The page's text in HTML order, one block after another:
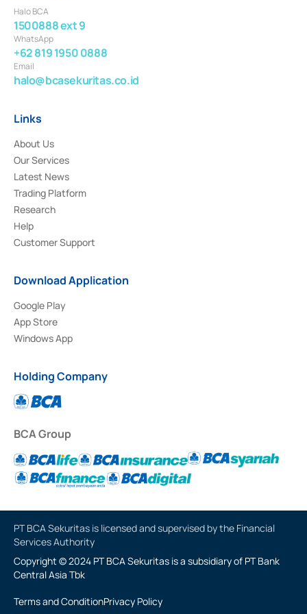
Halo BCA
1500888 ext 9
WhatsApp
+62 819 1950 0888
Email
halo@bcasekuritas.co.id
Links
About Us
Our Services
Latest News
Trading Platform
Research
Help
Customer Support
Download Application
Google Play
App Store
Windows App
Holding Company
BCA Group
PT BCA Sekuritas is licensed and supervised by the Financial
Services Authority
Copyright © 2024 PT BCA Sekuritas is a subsidiary of PT Bank
Central Asia Tbk
Terms and ConditionPrivacy Policy